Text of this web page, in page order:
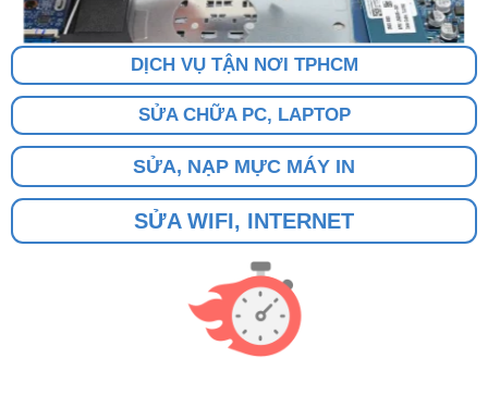
DỊCH VỤ TẬN NƠI TPHCM
SỬA CHỮA PC, LAPTOP
SỬA, NẠP MỰC MÁY IN
SỬA WIFI, INTERNET